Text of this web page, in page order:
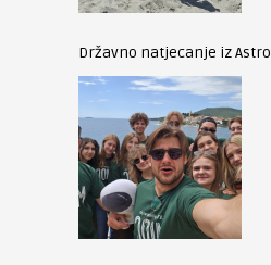
Državno natjecanje iz